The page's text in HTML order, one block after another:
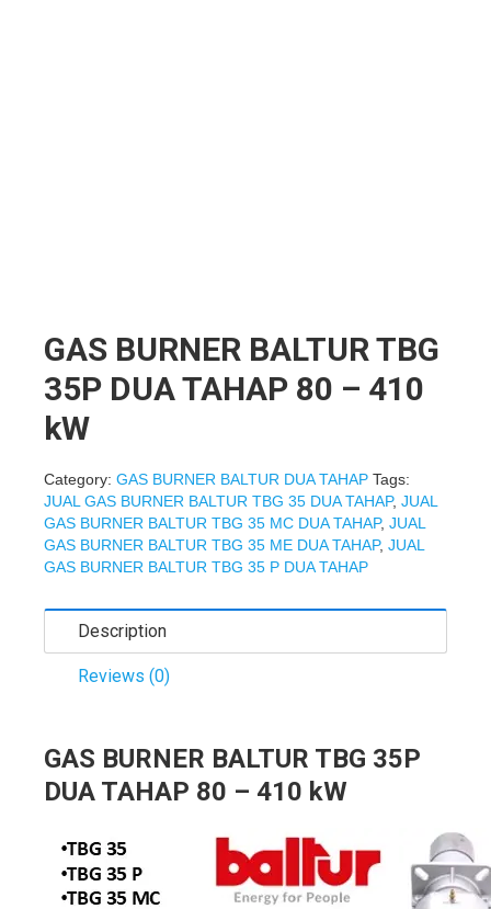
GAS BURNER BALTUR TBG
35P DUA TAHAP 80 – 410
kW
Category: GAS BURNER BALTUR DUA TAHAP Tags:
JUAL GAS BURNER BALTUR TBG 35 DUA TAHAP, JUAL
GAS BURNER BALTUR TBG 35 MC DUA TAHAP, JUAL
GAS BURNER BALTUR TBG 35 ME DUA TAHAP, JUAL
GAS BURNER BALTUR TBG 35 P DUA TAHAP
Description
Reviews (0)
GAS BURNER BALTUR TBG 35P
DUA TAHAP 80 – 410 kW